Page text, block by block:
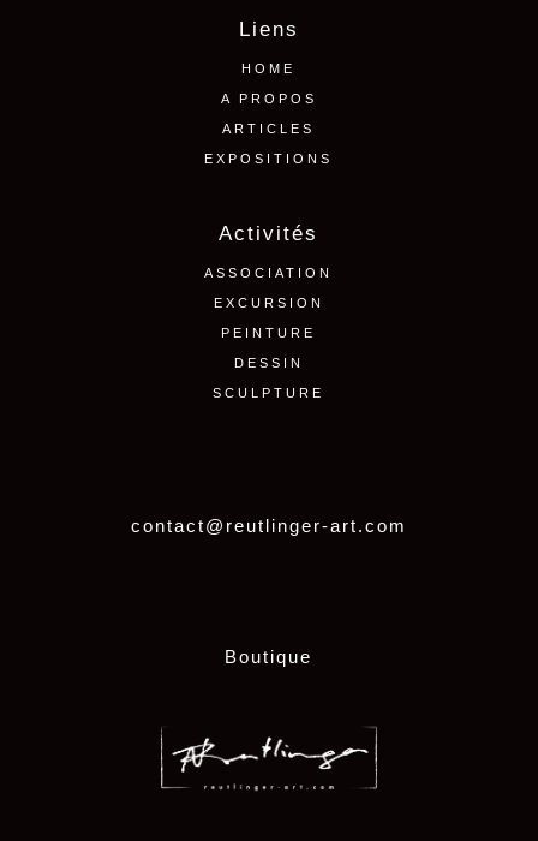
Liens
HOME
A PROPOS
ARTICLES
EXPOSITIONS
Activités
ASSOCIATION
EXCURSION
PEINTURE
DESSIN
SCULPTURE
contact@reutlinger-art.com
Boutique